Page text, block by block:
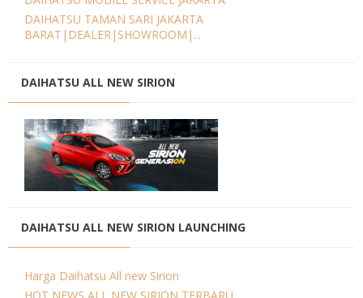
DAIHATSU TAMAN SARI JAKARTA
BARAT|DEALER|SHOWROOM|...
DAIHATSU ALL NEW SIRION
DAIHATSU ALL NEW SIRION LAUNCHING
Harga Daihatsu All new Sirion
HOT NEWS ALL NEW SIRION TERBARU